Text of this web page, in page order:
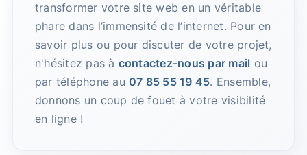
transformer votre site web en un véritable
phare dans l’immensité de l’internet. Pour en
savoir plus ou pour discuter de votre projet,
n'hésitez pas à contactez-nous par mail ou
par téléphone au 07 85 55 19 45. Ensemble,
donnons un coup de fouet à votre visibilité
en ligne !